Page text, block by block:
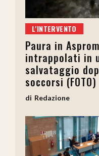
L'INTERVENTO
Paura in
intrappolati in
salvataggio
soccorsi (FOTO)
Redazione